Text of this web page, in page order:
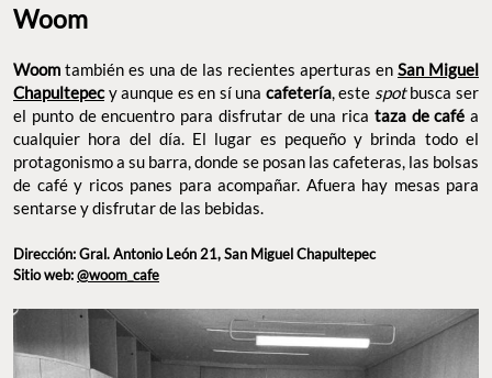
Woom
Chapultepecy aunque es en sí unacafetería, este spotbusca ser
el punto de encuentro para disfrutar de una rica taza de caféa
cualquier hora del día. El lugar es pequeño y brinda todo el
protagonismo a su barra, donde se posan las cafeteras, las bolsas
de café y ricos panes para acompañar. Afuera hay mesas para
sentarse y disfrutar de las bebidas.
Sitio web:@woom_cafe